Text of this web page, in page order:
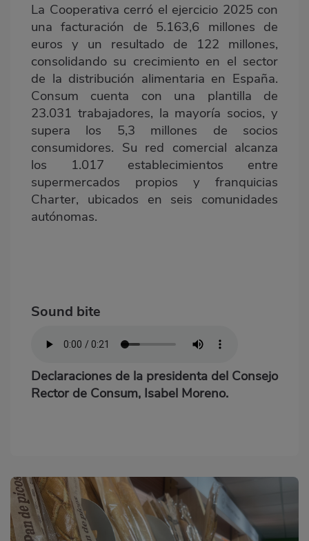
La Cooperativa cerró el ejercicio 2025 con
una facturación de 5.163,6 millones de
euros y un resultado de 122 millones,
consolidando su crecimiento en el sector
de la distribución alimentaria en España.
Consum cuenta con una plantilla de
23.031 trabajadores, la mayoría socios, y
supera los 5,3 millones de socios
consumidores. Su red comercial alcanza
los 1.017 establecimientos entre
supermercados propios y franquicias
Charter, ubicados en seis comunidades
autónomas.
Sound bite
Declaraciones de la presidenta del Consejo
Rector de Consum, Isabel Moreno.